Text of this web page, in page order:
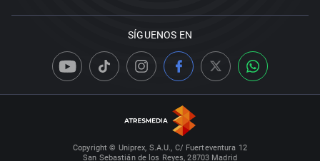
SÍGUENOS EN
Copyright © Uniprex, S.A.U., C/ Fuerteventura 12
San Sebastián de los Reyes, 28703 Madrid